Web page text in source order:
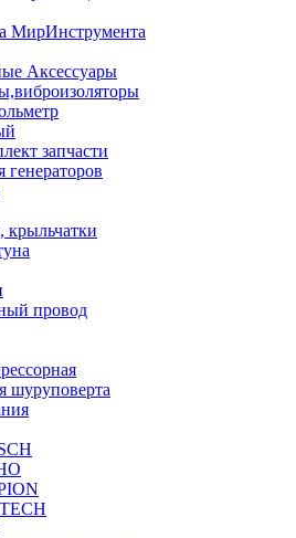
МирИнструмента
Аксессуары
запчасти
генераторов
крыльчатки
провод
шуруповерта